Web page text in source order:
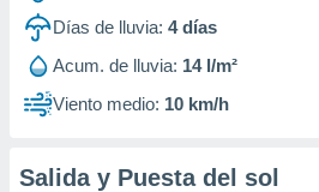
Días de lluvia: 4días
Acum. de lluvia: 14 l/m²
Viento medio: 10 km/h
Salida y Puesta del sol